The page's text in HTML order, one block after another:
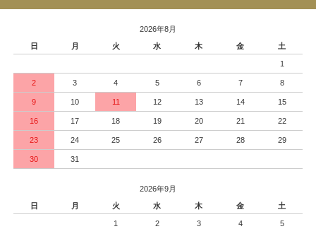
2026年8月
日
月 火 水 木 金 土
1
2 3 4 5 6 7 8
9 10 11 12 13 14 15
16 17 18 19 20 21 22
23 24 25 26 27 28 29
30 31
2026年9月
日
月 火 水 木 金 土
1 2 3 4 5